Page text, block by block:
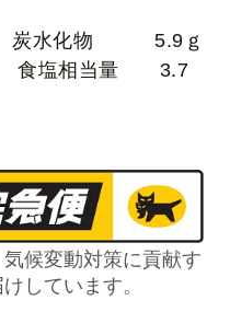
炭水化物 5.9ｇ
塩相当量 3.7
候変動対策に貢献す
しています。